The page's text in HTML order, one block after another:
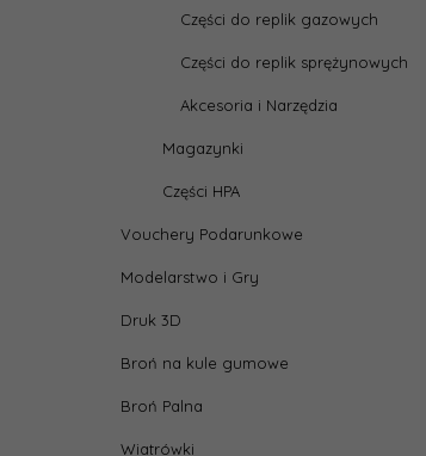
Części do replik gazowych
Części do replik sprężynowych
Akcesoria i Narzędzia
Magazynki
Części HPA
Vouchery Podarunkowe
Modelarstwo i Gry
Druk 3D
Broń na kule gumowe
Broń Palna
Wiatrówki